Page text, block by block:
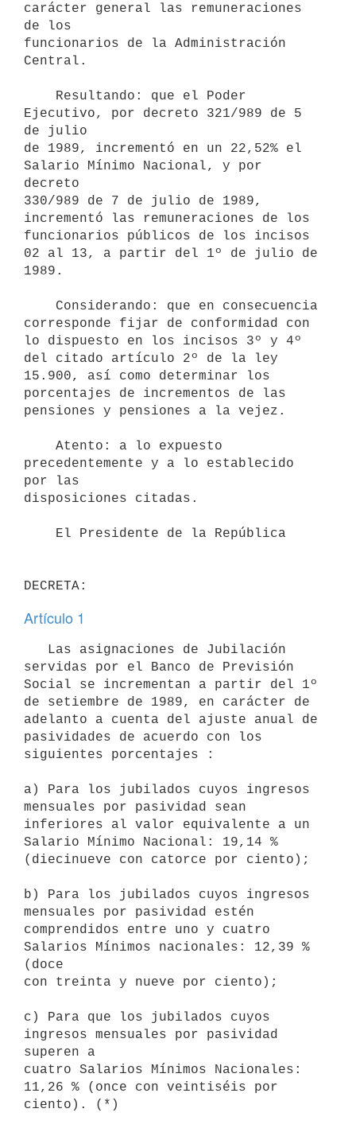
carácter general las remuneraciones
de los
funcionarios de la Administración
Central.
Ejecutivo, por decreto 321/989 de 5
de julio
de 1989, incrementó en un 22,52% el
Salario Mínimo Nacional, y por
decreto
330/989 de 7 de julio de 1989,
incrementó las remuneraciones de los
funcionarios públicos de los incisos
02 al 13, a partir del 1º de julio de
1989.
corresponde fijar de conformidad con
lo dispuesto en los incisos 3º y 4º
del citado artículo 2º de la ley
15.900, así como determinar los
porcentajes de incrementos de las
pensiones y pensiones a la vejez.
precedentemente y a lo establecido
por las
disposiciones citadas.
Artículo 1
servidas por el Banco de Previsión
Social se incrementan a partir del 1º
de setiembre de 1989, en carácter de
adelanto a cuenta del ajuste anual de
pasividades de acuerdo con los
siguientes porcentajes :
a) Para los jubilados cuyos ingresos
mensuales por pasividad sean
inferiores al valor equivalente a un
Salario Mínimo Nacional: 19,14 %
(diecinueve con catorce por ciento);
b) Para los jubilados cuyos ingresos
mensuales por pasividad estén
comprendidos entre uno y cuatro
Salarios Mínimos nacionales: 12,39 %
(doce
con treinta y nueve por ciento);
c) Para que los jubilados cuyos
ingresos mensuales por pasividad
superen a
cuatro Salarios Mínimos Nacionales:
11,26 % (once con veintiséis por